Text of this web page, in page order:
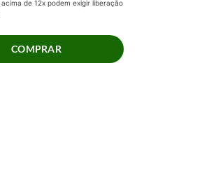
de 12x podem exigir liberação
COMPRAR